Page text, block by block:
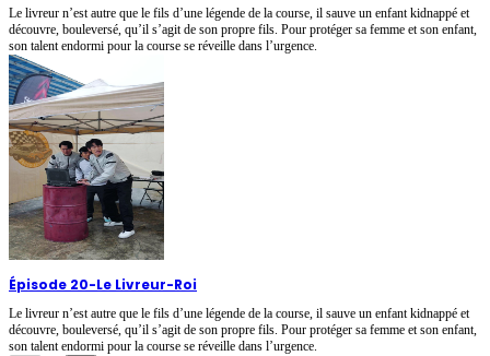
Le livreur n’est autre que le fils d’une légende de la course, il sauve un enfant kidnappé et
découvre, bouleversé, qu’il s’agit de son propre fils. Pour protéger sa femme et son enfant,
son talent endormi pour la course se réveille dans l’urgence.
Épisode 20-Le Livreur-Roi
Le livreur n’est autre que le fils d’une légende de la course, il sauve un enfant kidnappé et
découvre, bouleversé, qu’il s’agit de son propre fils. Pour protéger sa femme et son enfant,
son talent endormi pour la course se réveille dans l’urgence.